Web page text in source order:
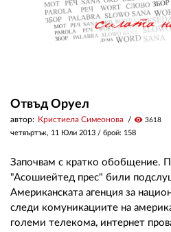
Отвъд Оруел
автор: Кристиела Симеонова visibility 3618
четвъртък, 11 Юли 2013 / брой: 158
Започвам с кратко обобщение.
"Асошиейтед прес" били
Американската агенция за
следи комуникациите на
големи телекома, интернет